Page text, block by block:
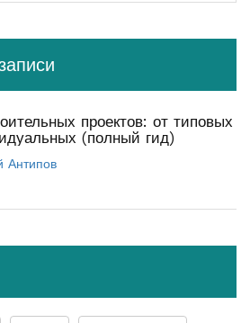
проектов: от типовых
(полный гид)
Антипов